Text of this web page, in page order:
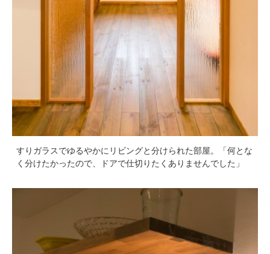
すりガラスでゆるやかにリビングと分けられた部屋。「何とな
く分けたかったので、ドアで仕切りたくありませんでした」